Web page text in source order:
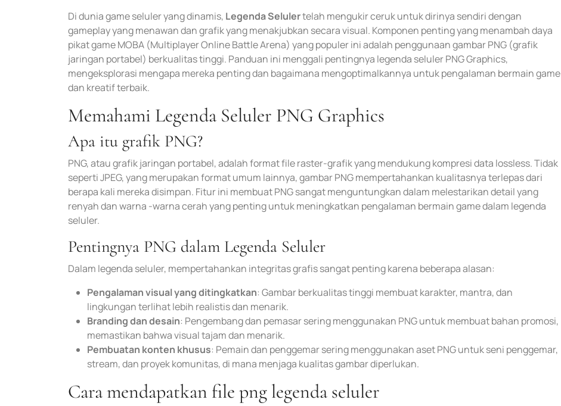
Di dunia game seluler yang dinamis, Legenda Selulertelah mengukir ceruk untuk dirinya sendiri dengan
gameplay yang menawan dan grafik yang menakjubkan secara visual. Komponen penting yang menambah daya
pikat game MOBA (Multiplayer Online Battle Arena) yang populer ini adalah penggunaan gambar PNG (grafik
jaringan portabel) berkualitas tinggi. Panduan ini menggali pentingnya legenda seluler PNG Graphics,
mengeksplorasi mengapa mereka penting dan bagaimana mengoptimalkannya untuk pengalaman bermain game
dan kreatif terbaik.
Memahami Legenda Seluler PNG Graphics
Apa itu grafik PNG?
PNG, atau grafik jaringan portabel, adalah format file raster-grafik yang mendukung kompresi data lossless. Tidak
seperti JPEG, yang merupakan format umum lainnya, gambar PNG mempertahankan kualitasnya terlepas dari
berapa kali mereka disimpan. Fitur ini membuat PNG sangat menguntungkan dalam melestarikan detail yang
renyah dan warna -warna cerah yang penting untuk meningkatkan pengalaman bermain game dalam legenda
seluler.
Pentingnya PNG dalam Legenda Seluler
Dalam legenda seluler, mempertahankan integritas grafis sangat penting karena beberapa alasan:
Pengalaman visual yang ditingkatkan: Gambar berkualitas tinggi membuat karakter, mantra, dan
lingkungan terlihat lebih realistis dan menarik.
Branding dan desain: Pengembang dan pemasar sering menggunakan PNG untuk membuat bahan promosi,
memastikan bahwa visual tajam dan menarik.
Pembuatan konten khusus: Pemain dan penggemar sering menggunakan aset PNG untuk seni penggemar,
stream, dan proyek komunitas, di mana menjaga kualitas gambar diperlukan.
Cara mendapatkan file png legenda seluler